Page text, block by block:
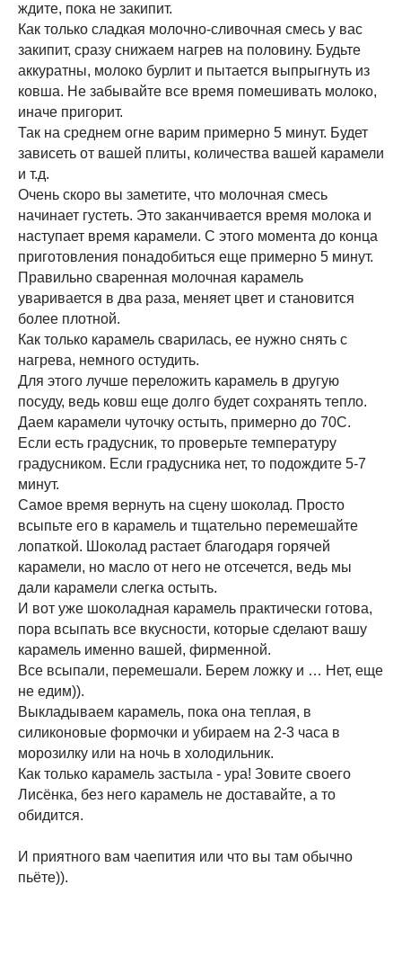
ждите, пока не закипит.
Как только сладкая молочно-сливочная смесь у вас
закипит, сразу снижаем нагрев на половину. Будьте
аккуратны, молоко бурлит и пытается выпрыгнуть из
ковша. Не забывайте все время помешивать молоко,
иначе пригорит.
Так на среднем огне варим примерно 5 минут. Будет
зависеть от вашей плиты, количества вашей карамели
и т.д.
Очень скоро вы заметите, что молочная смесь
начинает густеть. Это заканчивается время молока и
наступает время карамели. С этого момента до конца
приготовления понадобиться еще примерно 5 минут.
Правильно сваренная молочная карамель
уваривается в два раза, меняет цвет и становится
более плотной.
Как только карамель сварилась, ее нужно снять с
нагрева, немного остудить.
Для этого лучше переложить карамель в другую
посуду, ведь ковш еще долго будет сохранять тепло.
Даем карамели чуточку остыть, примерно до 70С.
Если есть градусник, то проверьте температуру
градусником. Если градусника нет, то подождите 5-7
минут.
Самое время вернуть на сцену шоколад. Просто
всыпьте его в карамель и тщательно перемешайте
лопаткой. Шоколад растает благодаря горячей
карамели, но масло от него не отсечется, ведь мы
дали карамели слегка остыть.
И вот уже шоколадная карамель практически готова,
пора всыпать все вкусности, которые сделают вашу
карамель именно вашей, фирменной.
Все всыпали, перемешали. Берем ложку и … Нет, еще
не едим)).
Выкладываем карамель, пока она теплая, в
силиконовые формочки и убираем на 2-3 часа в
морозилку или на ночь в холодильник.
Как только карамель застыла - ура! Зовите своего
Лисёнка, без него карамель не доставайте, а то
обидится.
И приятного вам чаепития или что вы там обычно
пьёте)).